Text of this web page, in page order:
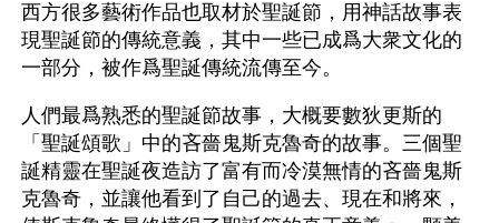
西方很多藝術作品也取材於聖誕節，用神話故事表
現聖誕節的傳統意義，其中一些已成爲大衆文化的
一部分，被作爲聖誕傳統流傳至今。
人們最爲熟悉的聖誕節故事，大概要數狄更斯的
「聖誕頌歌」中的吝嗇鬼斯克魯奇的故事。三個聖
誕精靈在聖誕夜造訪了富有而冷漠無情的吝嗇鬼斯
克魯奇，並讓他看到了自己的過去、現在和將來，